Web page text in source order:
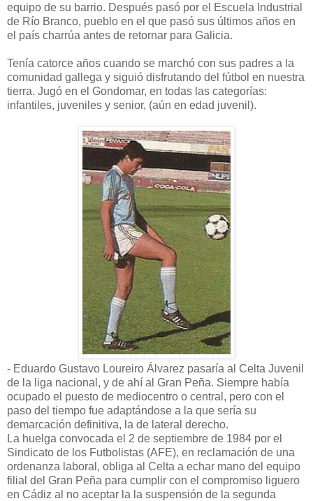
equipo de su barrio. Después pasó por el Escuela Industrial
de Río Branco, pueblo en el que pasó sus últimos años en
el país charrúa antes de retornar para Galicia.
Tenía catorce años cuando se marchó con sus padres a la
comunidad gallega y siguió disfrutando del fútbol en nuestra
tierra. Jugó en el Gondomar, en todas las categorías:
infantiles, juveniles y senior, (aún en edad juvenil).
- Eduardo Gustavo Loureiro Álvarez pasaría al Celta Juvenil
de la liga nacional, y de ahí al Gran Peña. Siempre había
ocupado el puesto de mediocentro o central, pero con el
paso del tiempo fue adaptándose a la que sería su
demarcación definitiva, la de lateral derecho.
La huelga convocada el 2 de septiembre de 1984 por el
Sindicato de los Futbolistas (AFE), en reclamación de una
ordenanza laboral, obliga al Celta a echar mano del equipo
filial del Gran Peña para cumplir con el compromiso liguero
en Cádiz al no aceptar la la suspensión de la segunda